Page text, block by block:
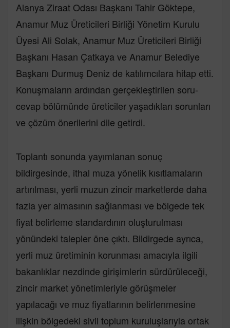
Alanya Ziraat Odası Başkanı Tahir Göktepe,
Anamur Muz Üreticileri Birliği Yönetim Kurulu
Üyesi Ali Solak, Anamur Muz Üreticileri Birliği
Başkanı Hasan Çatkaya ve Anamur Belediye
Başkanı Durmuş Deniz de katılımcılara hitap etti.
Konuşmaların ardından gerçekleştirilen soru-
cevap bölümünde üreticiler yaşadıkları sorunları
ve çözüm önerilerini dile getirdi.
Toplantı sonunda yayımlanan sonuç
bildirgesinde, ithal muza yönelik kısıtlamaların
artırılması, yerli muzun zincir marketlerde daha
fazla yer almasının sağlanması ve bölgede tek
fiyat belirleme standardının oluşturulması
yönündeki talepler öne çıktı. Bildirgede ayrıca,
yerli muz üretiminin korunması amacıyla ilgili
bakanlıklar nezdinde girişimlerin sürdürüleceği,
zincir market yönetimleriyle görüşmeler
yapılacağı ve muz fiyatlarının belirlenmesine
ilişkin bölgedeki sivil toplum kuruluşlarıyla ortak